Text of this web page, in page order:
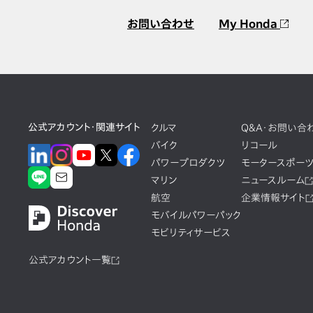
お問い合わせ My Honda
公式アカウント・関連サイト
公式アカウント一覧
クルマ
バイク
パワープロダクツ
マリン
航空
モバイルパワーパック
モビリティサービス
Q&A・お問い合
リコール
モータースポーツ
ニュースルーム
企業情報サイト